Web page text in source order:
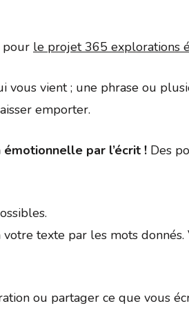
pour le projet 365 explorations
vient ; une phrase ou
emporter.
par l’écrit ! Des
texte par les mots
ou partager ce que vous